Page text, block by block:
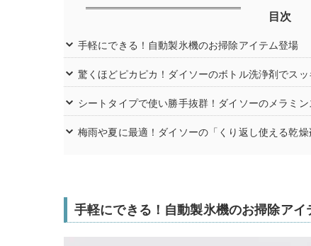
目次
手軽にできる！自動製氷機のお掃除アイテム登場
驚くほどピカピカ！ダイソーのボトル洗浄剤でスッ
シートタイプで使い勝手抜群！ダイソーのメラミ
梅雨や夏に最適！ダイソーの「くり返し使える乾
手軽にできる！自動製氷機のお掃除アイ